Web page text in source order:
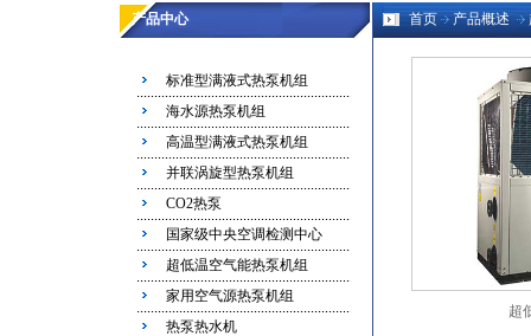
产品中心
标准型满液式热泵机组
海水源热泵机组
高温型满液式热泵机组
并联涡旋型热泵机组
CO2热泵
国家级中央空调检测中心
超低温空气能热泵机组
家用空气源热泵机组
热泵热水机
首页 产品概述
超